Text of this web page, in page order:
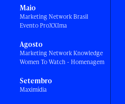
Maio
Marketing Network Brasil
Evento ProXXIma
Agosto
Marketing Network Knowledge
Women To Watch - Homenagem
Setembro
Maximídia